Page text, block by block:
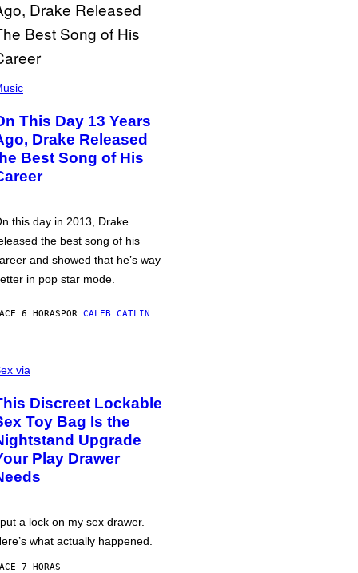
This Day 13 Years
Drake Released
Best Song of His
this day in 2013, Drake
the best song of his
and showed that he’s way
in pop star mode.
6 HORASPOR CALEB CATLIN
via
Discreet Lockable
Toy Bag Is the
Upgrade
Play Drawer
a lock on my sex drawer.
what actually happened.
7 HORAS